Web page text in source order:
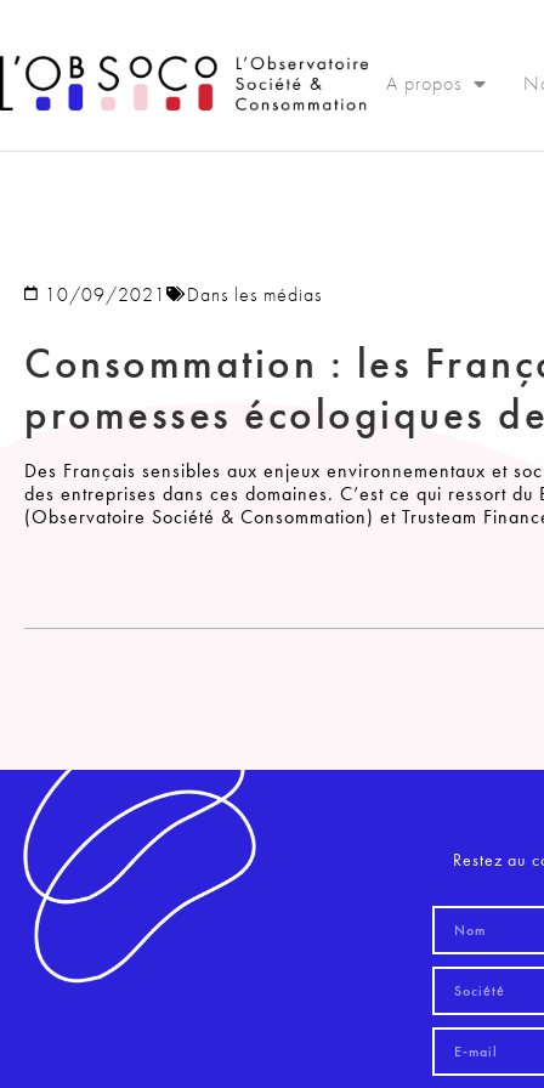
A propos
10/09/2021 Dans les médias
Consommation : les
promesses écologiques
Des Français sensibles aux enjeux environnementaux et
des entreprises dans ces domaines. C’est ce qui ressort
(Observatoire Société & Consommation) et Trusteam
Restez au